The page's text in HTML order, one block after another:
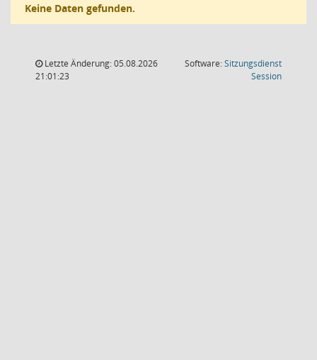
Keine Daten gefunden.
Letzte Änderung: 05.08.2026
21:01:23
Software:Sitzungsdienst
Session(Wird in